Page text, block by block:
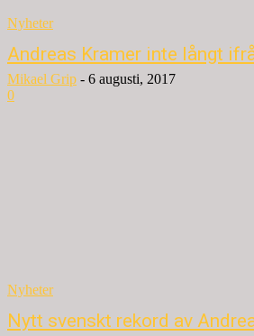
Nyheter
Andreas Kramer inte långt
Mikael Grip - 6 augusti, 2017
0
Nyheter
Nytt svenskt rekord av